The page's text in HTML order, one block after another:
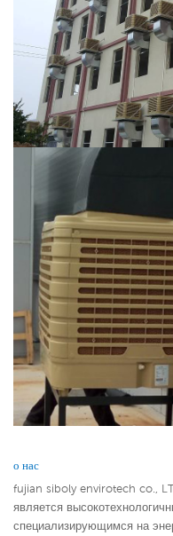
о нас
fujian siboly envirotech co.,
является
специализирующимся на